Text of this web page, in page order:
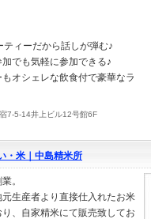
ティーだから話しが弾む♪
でも気軽に参加できる♪
オシェレな飲食付で豪華なラ
7-5-14井上ビル12号館6F
・米｜中島精米所
。
生産者より直接仕入れたお米
、自家精米にて販売致してお